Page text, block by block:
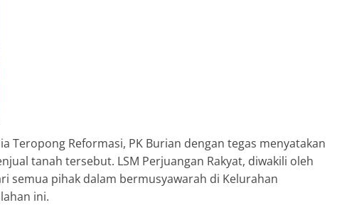
Teropong Reformasi, PK Burian dengan tegas menyatakan
tanah tersebut. LSM Perjuangan Rakyat, diwakili oleh
semua pihak dalam bermusyawarah di Kelurahan
ini.